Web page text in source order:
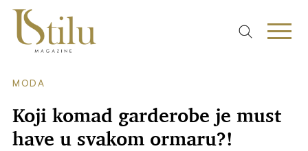
MODA
Koji komad garderobe je must
have u svakom ormaru?!